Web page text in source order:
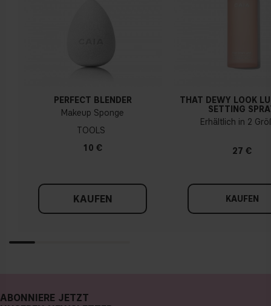
PERFECT BLENDER
Makeup Sponge
TOOLS
10 €
KAUFEN
THAT DEWY LOOK
SETTING
Erhältlich in 2
27 €
KAUFEN
ABONNIERE JETZT